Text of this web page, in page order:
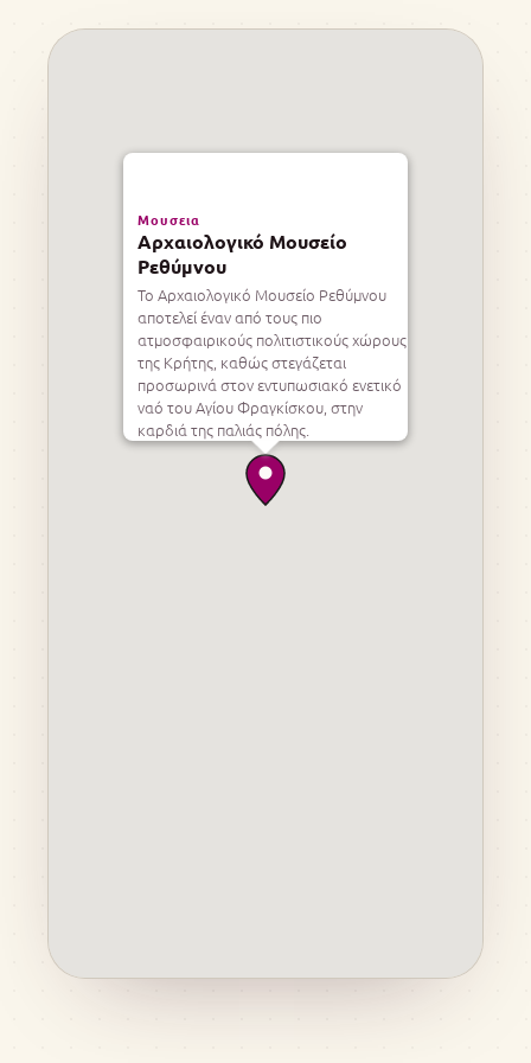
Μουσεια
Αρχαιολογικό Μουσείο
Ρεθύμνου
Το Αρχαιολογικό Μουσείο Ρεθύμνου
αποτελεί έναν από τους πιο
ατμοσφαιρικούς πολιτιστικούς χώρους
της Κρήτης, καθώς στεγάζεται
προσωρινά στον εντυπωσιακό ενετικό
ναό του Αγίου Φραγκίσκου, στην
καρδιά της παλιάς πόλης.